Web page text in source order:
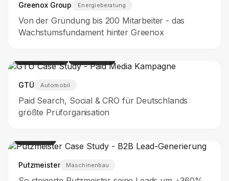
Greenox Group Energieberatung
Von der Gründung bis 200 Mitarbeiter - das
Wachstumsfundament hinter Greenox
GTÜ Automobil
Paid Search, Social & CRO für Deutschlands
größte Prüforganisation
Putzmeister Maschinenbau